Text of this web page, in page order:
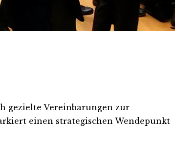
gezielte Vereinbarungen zur
einen strategischen Wendepunkt